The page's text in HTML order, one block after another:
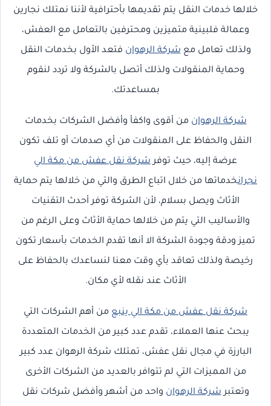
خلالها خدمات النقل يتم تقديمها بأحترافية لأننا نمتلك نجارين
وعمالة فلبينية متميزين ومحترفين بالتعامل مع العفش،
ولذلك تعامل معشركة الرهوان فتعد الأول بخدمات النقل
وحماية المنقولات ولذلك أتصل بالشركة ولا تردد لنقوم
بمساعدتك.
شركة الرهوان من أقوى واكفأ وأفضل الشركات بخدمات
النقل والحفاظ على المنقولات من أي صدمات أو تلف تكون
عرضة إليه، حيث توفر شركة نقل عفش من مكة الي
نجرانخدماتها من خلال اتباع الطرق والتي من خلالها يتم حماية
الأثاث ويصل بسلام، لأن الشركة توفر أحدث التقنيات
والأساليب التي يتم من خلالها حماية الأثاث وعلى الرغم من
تميز ودقة وجودة الشركة الا أنها تقدم الخدمات بأسعار تكون
رخيصة ولذلك تعاقد بأي وقت معنا لنساعدك بالحفاظ على
الأثاث عند نقله لأي مكان.
شركة نقل عفش من مكة الي ينبع من أهم الشركات التي
يبحث عنها العملاء، تقدم عدد كبير من الخدمات المتعددة
البارزة في مجال نقل عفش، تمتلك شركة الرهوان عدد كبير
من المميزات التي لم تتوافر بالعديد من الشركات الأخرى
وتعتبرشركة الرهوان واحد من أشهر وأفضل شركات نقل